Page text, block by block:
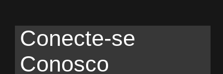
Conecte-se
Conosco